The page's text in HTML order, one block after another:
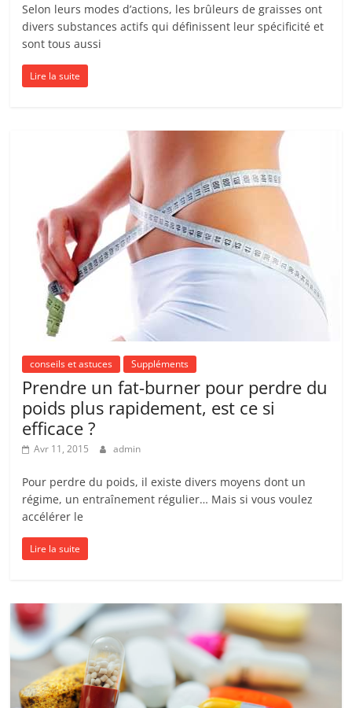
Selon leurs modes d’actions, les brûleurs de graisses ont
divers substances actifs qui définissent leur spécificité et
sont tous aussi
Lire la suite
conseils et astuces Suppléments
Prendre un fat-burner pour perdre du
poids plus rapidement, est ce si
efficace ?
Avr 11, 2015 admin
Pour perdre du poids, il existe divers moyens dont un
régime, un entraînement régulier… Mais si vous voulez
accélérer le
Lire la suite